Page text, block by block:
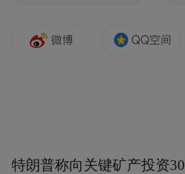
特朗普称向关键矿产投资30